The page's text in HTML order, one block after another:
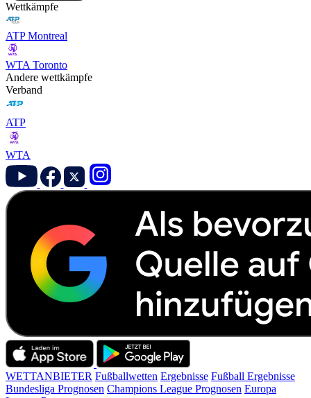
Wettkämpfe
ATP Montreal
WTA Toronto
Andere wettkämpfe
Verband
ATP
WTA
WETTANBIETER Fußballwetten Ergebnisse Fußball Ergebnisse
Bundesliga Prognosen Champions League Prognosen Europa